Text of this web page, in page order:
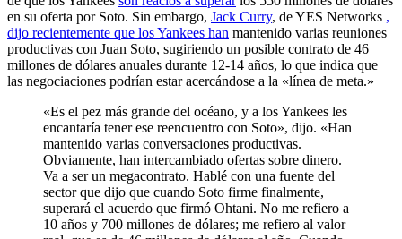
en su oferta por Soto. Sin embargo, Jack Curry, de YES Networks ,
dijo recientemente que los Yankees han mantenido varias reuniones
productivas con Juan Soto, sugiriendo un posible contrato de 46
millones de dólares anuales durante 12-14 años, lo que indica que
las negociaciones podrían estar acercándose a la «línea de meta.»
«Es el pez más grande del océano, y a los Yankees les
encantaría tener ese reencuentro con Soto», dijo. «Han
mantenido varias conversaciones productivas.
Obviamente, han intercambiado ofertas sobre dinero.
Va a ser un megacontrato. Hablé con una fuente del
sector que dijo que cuando Soto firme finalmente,
superará el acuerdo que firmó Ohtani. No me refiero a
10 años y 700 millones de dólares; me refiero al valor